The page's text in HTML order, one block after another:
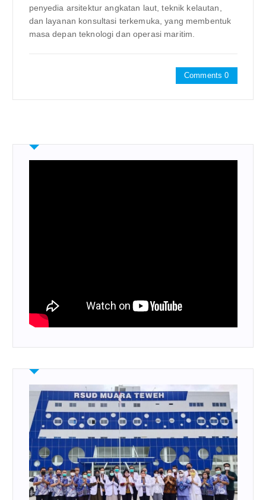
penyedia arsitektur angkatan laut, teknik kelautan,
dan layanan konsultasi terkemuka, yang membentuk
masa depan teknologi dan operasi maritim.
Comments 0